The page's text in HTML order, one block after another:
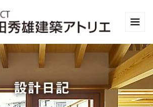
設計日記